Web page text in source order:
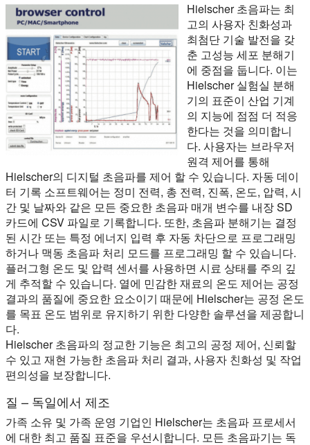
Hielscher 초음파는 최
고의 사용자 친화성과
최첨단 기술 발전을 갖
춘 고성능 세포 분해기
에 중점을 둡니다. 이는
Hielscher 실험실 분해
기의 표준이 산업 기계
의 지능에 점점 더 적응
한다는 것을 의미합니
다. 사용자는 브라우저
원격 제어를 통해
Hielscher의 디지털 초음파를 제어 할 수 있습니다. 자동 데이
터 기록 소프트웨어는 정미 전력, 총 전력, 진폭, 온도, 압력, 시
간 및 날짜와 같은 모든 중요한 초음파 매개 변수를 내장 SD
카드에 CSV 파일로 기록합니다. 또한, 초음파 분해기는 결정
된 시간 또는 특정 에너지 입력 후 자동 차단으로 프로그래밍
하거나 맥동 초음파 처리 모드를 프로그래밍 할 수 있습니다.
플러그형 온도 및 압력 센서를 사용하면 시료 상태를 주의 깊
게 추적할 수 있습니다. 열에 민감한 재료의 온도 제어는 공정
결과의 품질에 중요한 요소이기 때문에 Hielscher는 공정 온도
를 목표 온도 범위로 유지하기 위한 다양한 솔루션을 제공합니
다.
Hielscher 초음파의 정교한 기능은 최고의 공정 제어, 신뢰할
수 있고 재현 가능한 초음파 처리 결과, 사용자 친화성 및 작업
편의성을 보장합니다.
질 – 독일에서 제조
가족 소유 및 가족 운영 기업인 Hielscher는 초음파 프로세서
에 대한 최고 품질 표준을 우선시합니다. 모든 초음파기는 독